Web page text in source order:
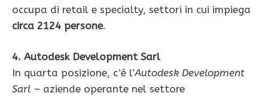
occupa di retail e specialty, settori in cui impiega
circa 2124 persone.
4. Autodesk Development Sarl
In quarta posizione, c’è l’Autodesk Development
Sarl – aziende operante nel settore